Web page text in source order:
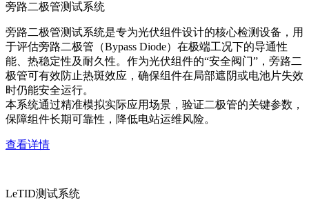
旁路二极管测试系统
旁路二极管测试系统是专为光伏组件设计的核心检测设备，用
于评估旁路二极管（Bypass Diode）在极端工况下的导通性
能、热稳定性及耐久性。作为光伏组件的“安全阀门”，旁路二
极管可有效防止热斑效应，确保组件在局部遮阴或电池片失效
时仍能安全运行。
本系统通过精准模拟实际应用场景，验证二极管的关键参数，
保障组件长期可靠性，降低电站运维风险。
查看详情
LeTID测试系统